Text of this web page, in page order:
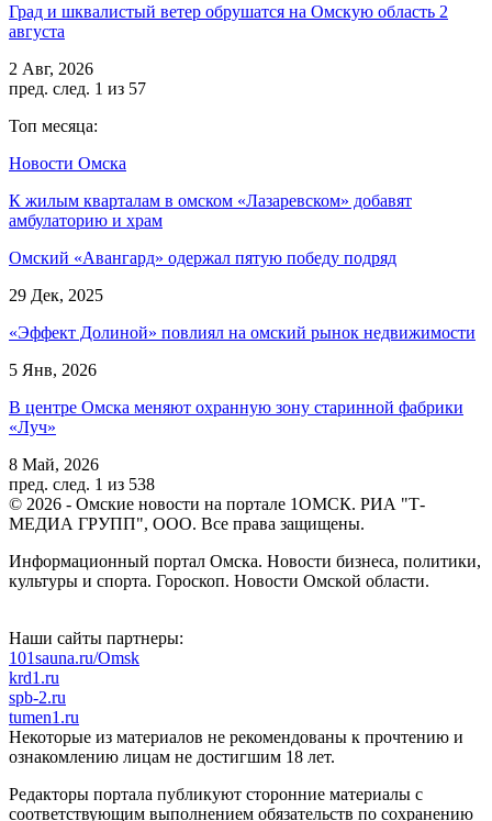
Град и шквалистый ветер обрушатся на Омскую область 2
августа
2 Авг, 2026
пред. след. 1 из 57
Топ месяца:
Новости Омска
К жилым кварталам в омском «Лазаревском» добавят
амбулаторию и храм
Омский «Авангард» одержал пятую победу подряд
29 Дек, 2025
«Эффект Долиной» повлиял на омский рынок недвижимости
5 Янв, 2026
В центре Омска меняют охранную зону старинной фабрики
«Луч»
8 Май, 2026
пред. след. 1 из 538
© 2026 - Омские новости на портале 1ОМСК. РИА "Т-
МЕДИА ГРУПП", ООО. Все права защищены.
Информационный портал Омска. Новости бизнеса, политики,
культуры и спорта. Гороскоп. Новости Омской области.
Наши сайты партнеры:
101sauna.ru/Omsk
krd1.ru
spb-2.ru
tumen1.ru
Некоторые из материалов не рекомендованы к прочтению и
ознакомлению лицам не достигшим 18 лет.
Редакторы портала публикуют сторонние материалы с
соответствующим выполнением обязательств по сохранению